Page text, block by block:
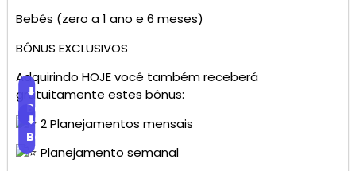
Bebês (zero a 1 ano e 6 meses)
BÔNUS EXCLUSIVOS
Adquirindo HOJE você também receberá
gratuitamente estes bônus:
⬇
Baixar
2 Planejamentos mensais
⬇
Baixar
Planejamento semanal